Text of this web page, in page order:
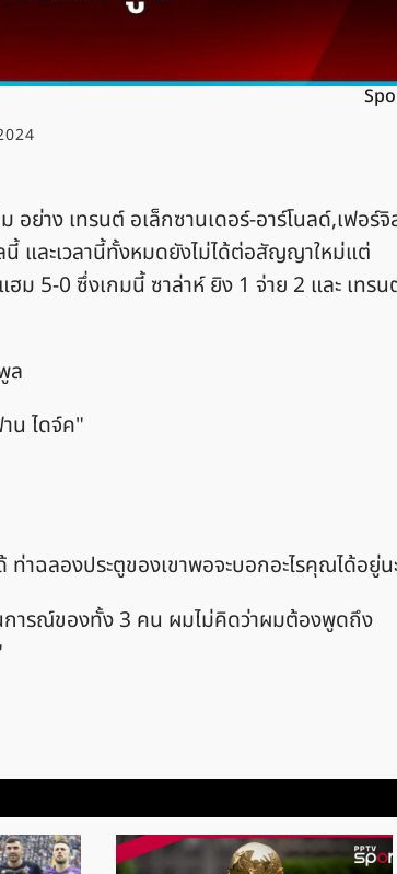
าง เทรนต์ อเล็กซานเดอร์-อาร์โนลด์,เฟอร์จิ
และเวลานี้ทั้งหมดยังไม่ได้ต่อสัญญาใหม่แต่
ม 5-0 ซึ่งเกมนี้ ซาล่าห์ ยิง 1 จ่าย 2 และ เทรน
ล
น ไดจ์ค"
ท่าฉลองประตูของเขาพอจะบอกอะไรคุณได้อยู่น
ารณ์ของทั้ง 3 คน ผมไม่คิดว่าผมต้องพูดถึง